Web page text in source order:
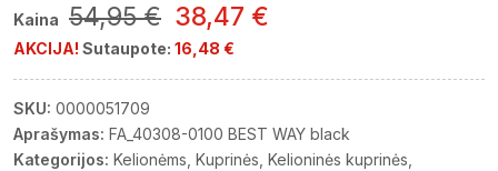
Kaina 54,95 € 38,47 €
AKCIJA! Sutaupote: 16,48 €
SKU: 0000051709
Aprašymas: FA_40308-0100 BEST WAY black
Kategorijos: Kelionėms Kuprinės Kelioninės kuprinės